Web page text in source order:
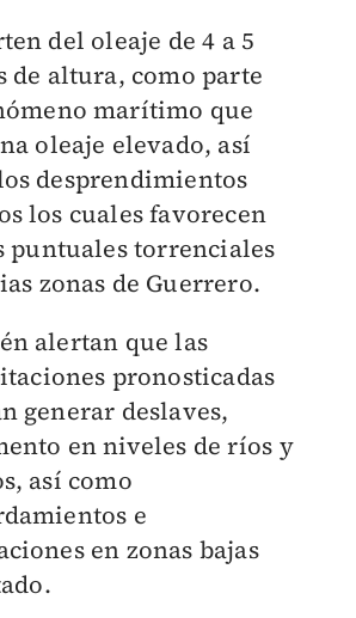
del oleaje de 4 a 5
de altura, como parte
marítimo que
oleaje elevado, así
desprendimientos
los cuales favorecen
puntuales torrenciales
zonas de Guerrero.
alertan que las
pronosticadas
generar deslaves,
en niveles de ríos y
así como
e
en zonas bajas